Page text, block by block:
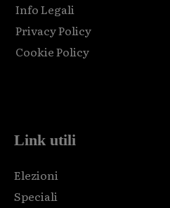
Info Legali
Privacy Policy
Cookie Policy
Link utili
Elezioni
Speciali